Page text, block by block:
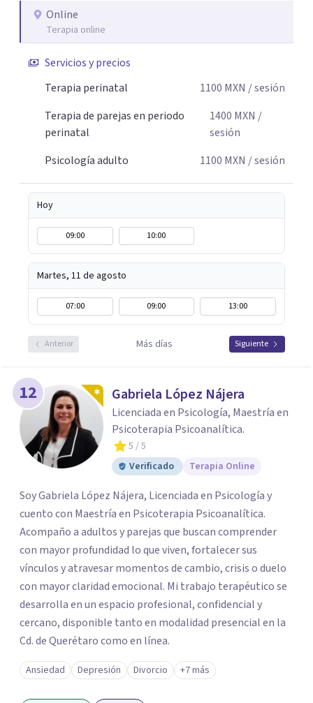
recursos personales y construir una vida más plena y
congruente con tus necesidades y valores.
Online
Terapia online
Servicios y precios
Terapia perinatal
1100 MXN / sesión
Terapia de parejas en periodo
perinatal
1400 MXN /
sesión
Psicología adulto
1100 MXN / sesión
Hoy
09:00 10:00
Martes, 11 de agosto
07:00 09:00 13:00
Anterior Más días Siguiente
12 Gabriela López Nájera
Licenciada en Psicología, Maestría en
Psicoterapia Psicoanalítica.
5 / 5
Verificado
Terapia Online
Soy Gabriela López Nájera, Licenciada en Psicología y
cuento con Maestría en Psicoterapia Psicoanalítica.
Acompaño a adultos y parejas que buscan comprender
con mayor profundidad lo que viven, fortalecer sus
vínculos y atravesar momentos de cambio, crisis o duelo
con mayor claridad emocional. Mi trabajo terapéutico se
desarrolla en un espacio profesional, confidencial y
cercano, disponible tanto en modalidad presencial en la
Cd. de Querétaro como en línea.
Ansiedad Depresión Divorcio +7 más